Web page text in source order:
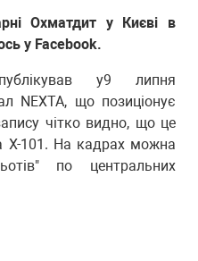
Охматдит у Києві в
у Facebook.
у9 липня
NEXTA, що позиціонує
чітко видно, що це
Х-101. На кадрах можна
по центральних